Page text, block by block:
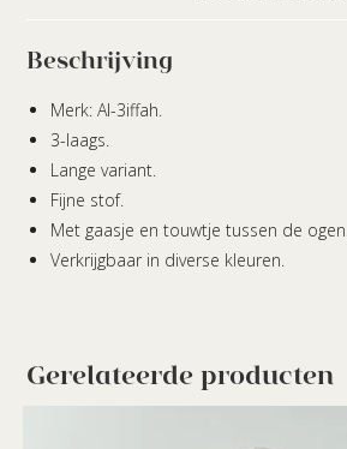
Beschrijving
Merk: Al-3iffah.
3-laags.
Lange variant.
Fijne stof.
Met gaasje en touwtje tussen de ogen.
Verkrijgbaar in diverse kleuren.
Gerelateerde producten